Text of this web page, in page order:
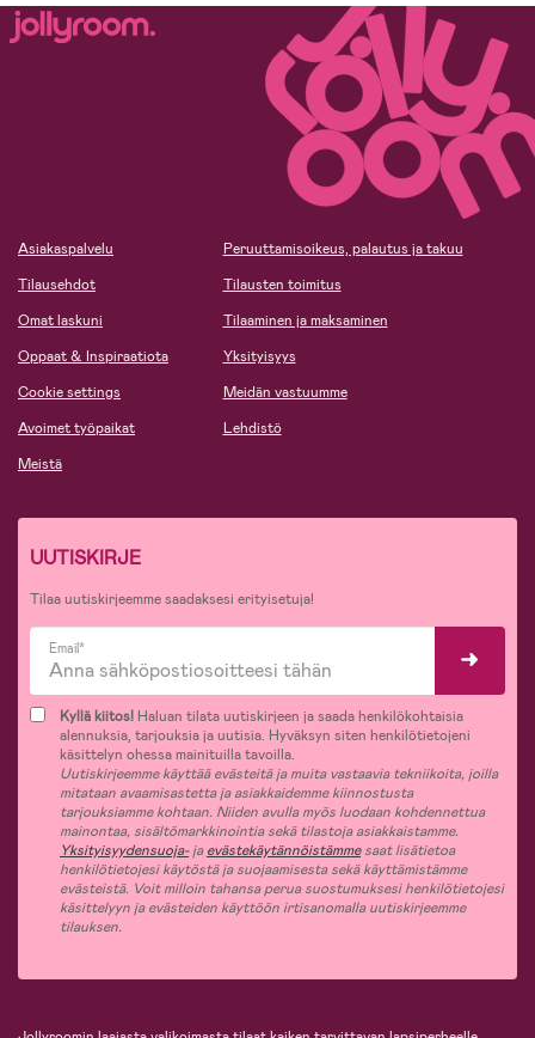
Asiakaspalvelu
Tilausehdot
Omat laskuni
Oppaat & Inspiraatiota
Cookie settings
Avoimet työpaikat
Meistä
Peruuttamisoikeus, palautus ja takuu
Tilausten toimitus
Tilaaminen ja maksaminen
Yksityisyys
Meidän vastuumme
Lehdistö
UUTISKIRJE
Tilaa uutiskirjeemme saadaksesi erityisetuja!
Email*
Kyllä kiitos! Haluan tilata uutiskirjeen ja saada henkilökohtaisia
alennuksia, tarjouksia ja uutisia. Hyväksyn siten henkilötietojeni
käsittelyn ohessa mainituilla tavoilla.
Uutiskirjeemme käyttää evästeitä ja muita vastaavia tekniikoita, joilla
mitataan avaamisastetta ja asiakkaidemme kiinnostusta
tarjouksiamme kohtaan. Niiden avulla myös luodaan kohdennettua
mainontaa, sisältömarkkinointia sekä tilastoja asiakkaistamme.
Yksityisyydensuoja-jaevästekäytännöistämmesaat lisätietoa
henkilötietojesi käytöstä ja suojaamisesta sekä käyttämistämme
evästeistä. Voit milloin tahansa perua suostumuksesi henkilötietojesi
käsittelyyn ja evästeiden käyttöön irtisanomalla uutiskirjeemme
tilauksen.